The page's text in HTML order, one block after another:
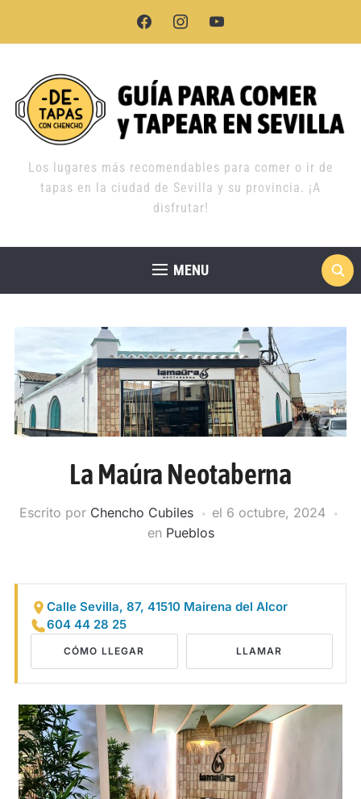
facebook instagramyoutube
Los lugares más recomendables para comer o ir de
tapas en la ciudad de Sevilla y su provincia. ¡A
disfrutar!
MENU
La Maúra Neotaberna
Escrito por Chencho Cubiles el 6 octubre, 2024
en Pueblos
Calle Sevilla, 87, 41510 Mairena del Alcor
604 44 28 25
CÓMO LLEGAR LLAMAR